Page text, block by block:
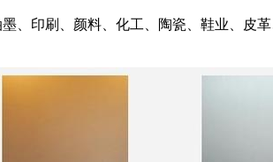
、印刷、颜料、化工、陶瓷、鞋业、皮